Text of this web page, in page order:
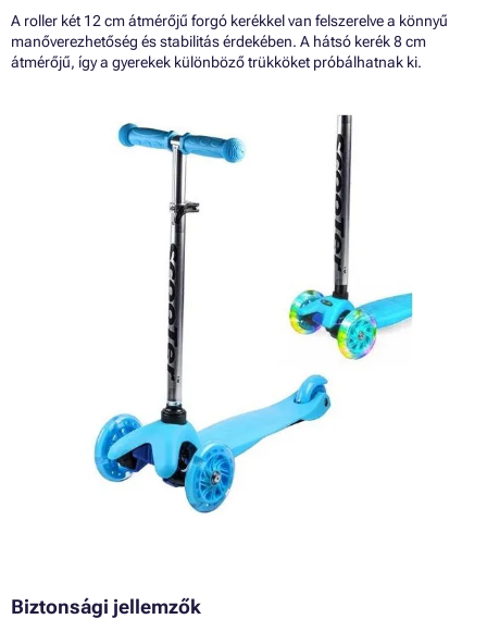
A roller két 12 cm átmérőjű forgó kerékkel van felszerelve a könnyű
manőverezhetőség és stabilitás érdekében. A hátsó kerék 8 cm
átmérőjű, így a gyerekek különböző trükköket próbálhatnak ki.
Biztonsági jellemzők